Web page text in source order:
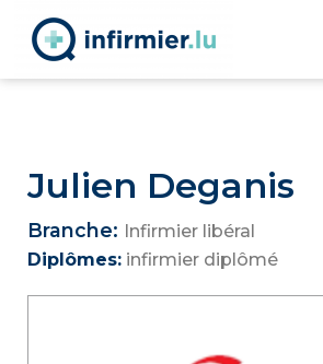
Julien Deganis
Branche: Infirmier libéral
Diplômes: infirmier diplômé